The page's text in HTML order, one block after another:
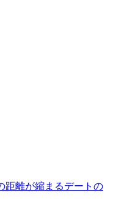
距離が縮まるデートの